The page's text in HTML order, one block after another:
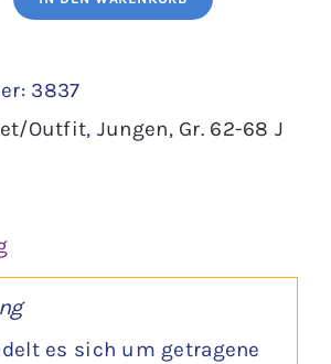
3837
Outfit, Jungen, Gr. 62-68 J
es sich um getragene